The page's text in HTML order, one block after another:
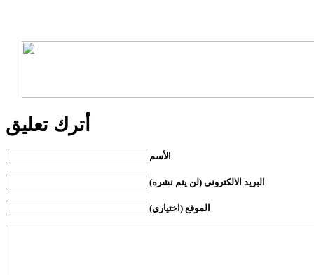
أترك تعليق
الأسم
البريد الالكترونى (لن يتم نشره)
الموقع (اختياري)